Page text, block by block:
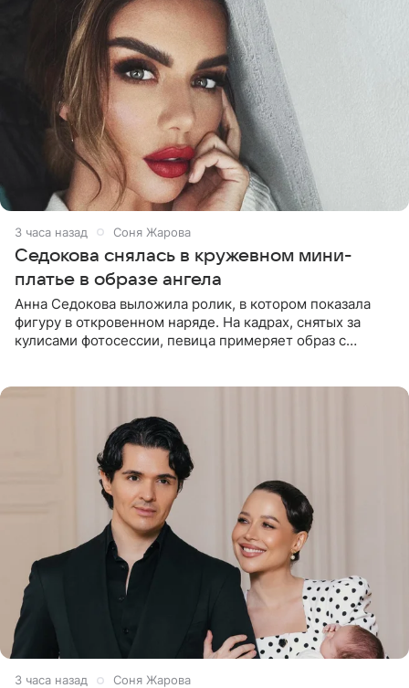
3 часа назад Соня Жарова
Седокова снялась в кружевном мини-
платье в образе ангела
Анна Седокова выложила ролик, в котором показала
фигуру в откровенном наряде. На кадрах, снятых за
кулисами фотосессии, певица примеряет образ с
3 часа назад Соня Жарова